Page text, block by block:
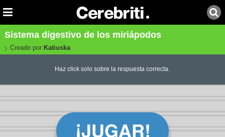
Sistema digestivo de los miriápodos
Creado por: Katiuska
Haz click solo sobre la respuesta correcta.